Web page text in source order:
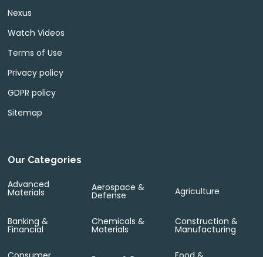
Nexus
Watch Videos
Terms of Use
Privacy policy
GDPR policy
Sitemap
Our Categories
Advanced
Materials Aerospace &
Defense Agriculture
Banking &
Financial
Chemicals &
Materials
Construction &
Manufacturing